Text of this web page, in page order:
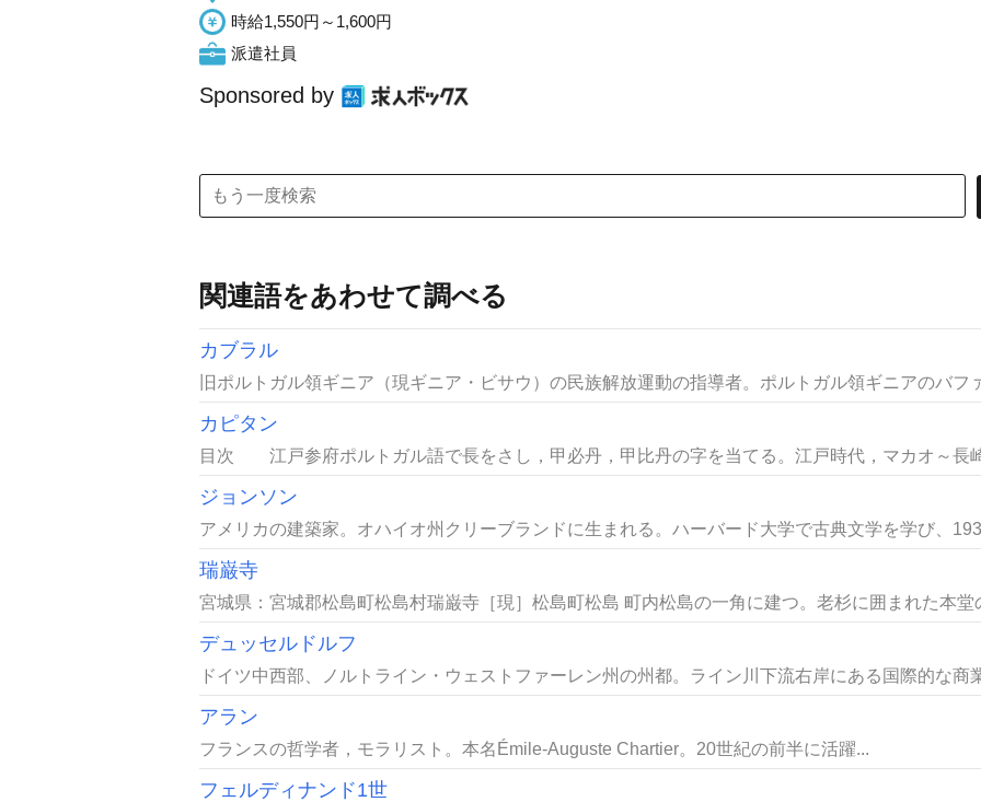
時給1,550円～1,600円
派遣社員
Sponsored by
関連語をあわせて調べる
カブラル
旧ポルトガル領ギニア（現ギニア・ビサウ）の民族解放運動の指導者。ポルトガル領ギニアのバフ
カピタン
目次 江戸参府ポルトガル語で長をさし，甲必丹，甲比丹の字を当てる。江戸時代，マカオ～長
ジョンソン
アメリカの建築家。オハイオ州クリーブランドに生まれる。ハーバード大学で古典文学を学び、
瑞巌寺
宮城県：宮城郡松島町松島村瑞巌寺［現］松島町松島 町内松島の一角に建つ。老杉に囲まれた本堂
デュッセルドルフ
ドイツ中西部、ノルトライン・ウェストファーレン州の州都。ライン川下流右岸にある国際的な商
アラン
フランスの哲学者，モラリスト。本名Émile-Auguste Chartier。20世紀の前半に活躍...
フェルディナンド1世